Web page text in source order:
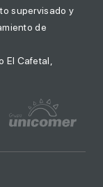
supervisado y
de
El Cafetal,